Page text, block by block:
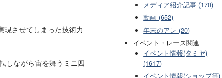
現させてしまった技術力
しながら宙を舞うミニ四
メディア紹介記事 (170)
動画 (652)
年末のアレ (20)
イベント・レース関連
イベント情報(タミヤ)
(1617)
イベント情報(ショップ等)